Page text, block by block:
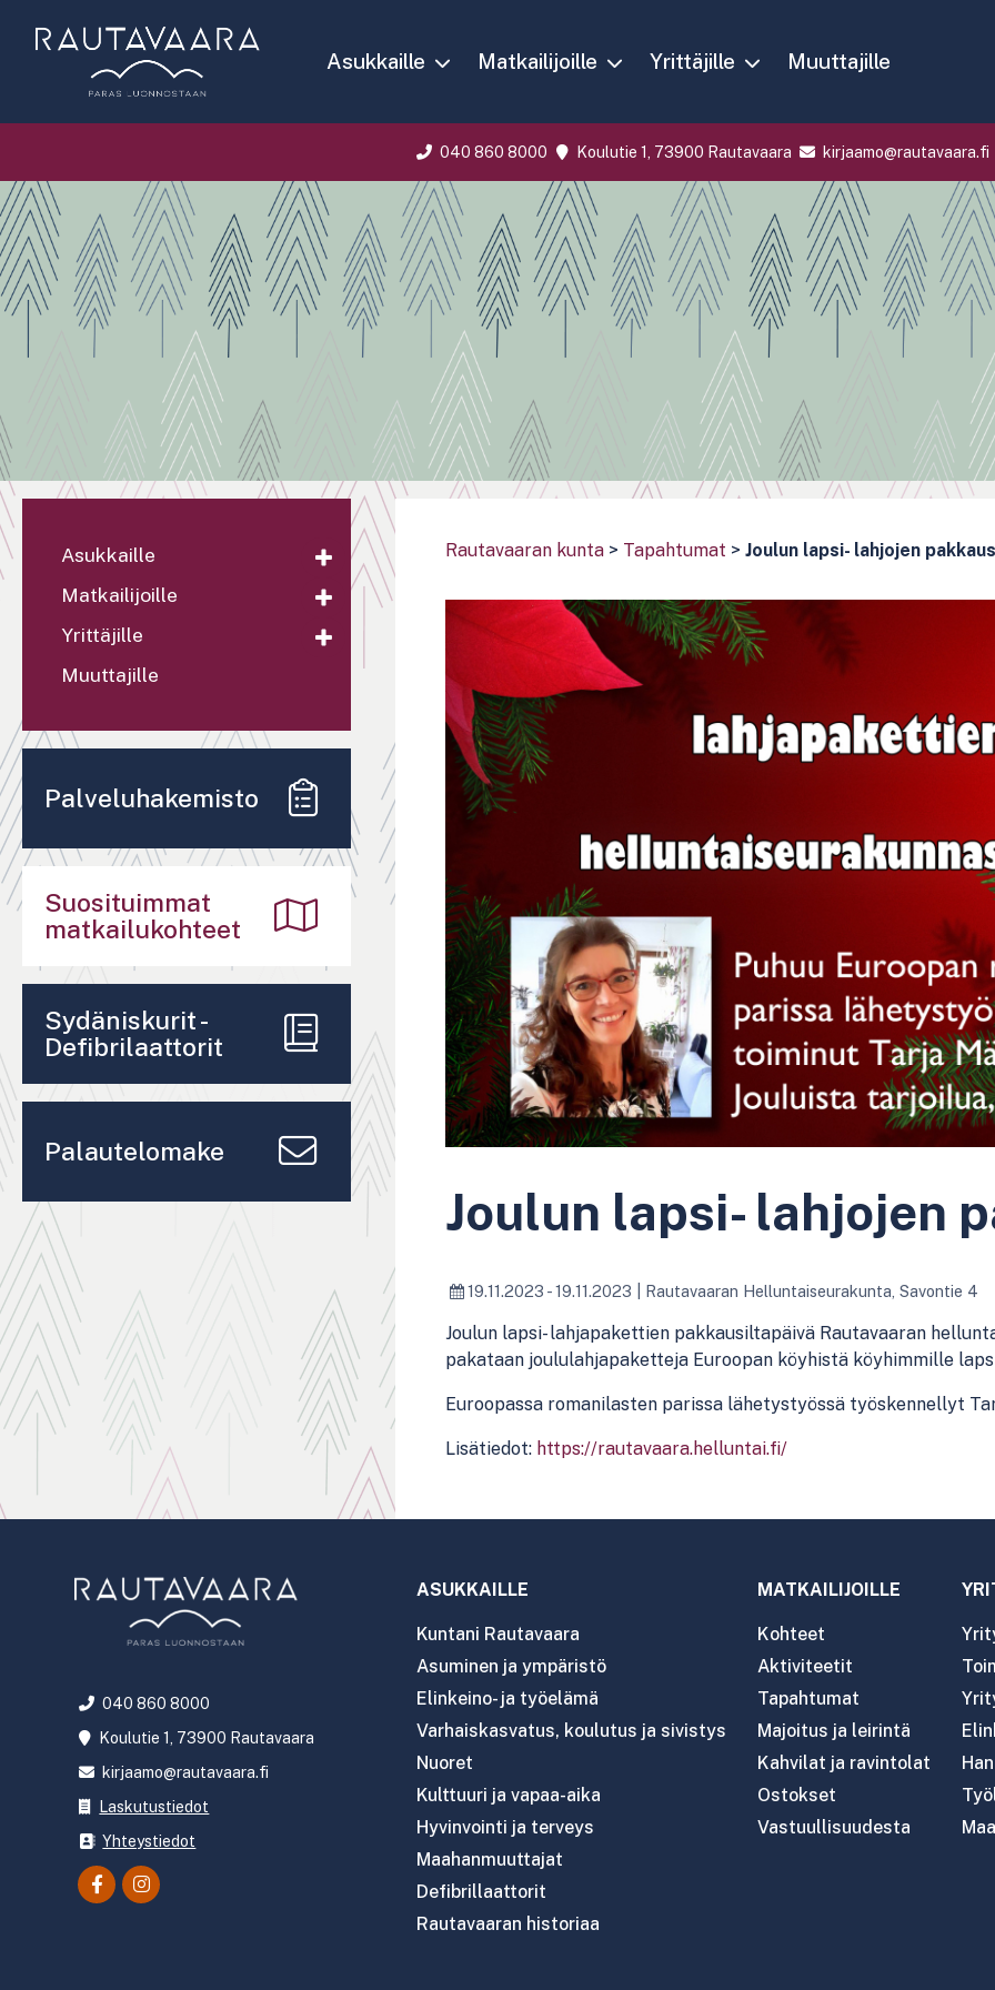
Asukkaille Matkailijoille Yrittäjille Muuttajille
040 860 8000 Koulutie 1, 73900 Rautavaara kirjaamo@rautavaara.fi
Rautavaaran kunta > Tapahtumat > Joulun lapsi- lahjojen
Joulun lapsi- lahjojen
19.11.2023 - 19.11.2023 Rautavaaran Helluntaiseurakunta, Savontie 4
Joulun lapsi- lahjapakettien pakkausiltapäivä Rautavaaran
pakataan joululahjapaketteja Euroopan köyhistä köyhimmille
Euroopassa romanilasten parissa lähetystyössä työskennellyt
Lisätiedot: https://rautavaara.helluntai.fi/
Asukkaille
Matkailijoille
Yrittäjille
Muuttajille
Palveluhakemisto
Suosituimmat
matkailukohteet
Sydäniskurit -
Defibrilaattorit
Palautelomake
040 860 8000
Koulutie 1, 73900 Rautavaara
kirjaamo@rautavaara.fi
Laskutustiedot
Yhteystiedot
ASUKKAILLE
Kuntani Rautavaara
Asuminen ja ympäristö
Elinkeino- ja työelämä
Varhaiskasvatus, koulutus ja sivistys
Nuoret
Kulttuuri ja vapaa-aika
Hyvinvointi ja terveys
Maahanmuuttajat
Defibrillaattorit
Rautavaaran historiaa
MATKAILIJOILLE
Kohteet
Aktiviteetit
Tapahtumat
Majoitus ja leirintä
Kahvilat ja ravintolat
Ostokset
Vastuullisuudesta